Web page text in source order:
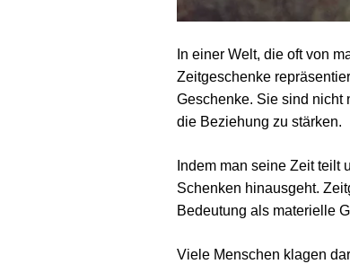
In einer Welt, die oft von
Zeitgeschenke
Geschenke. Sie sind nicht
die Beziehung zu stärken.
Indem man seine Zeit
Schenken hinausgeht.
Bedeutung als materielle
Viele Menschen klagen